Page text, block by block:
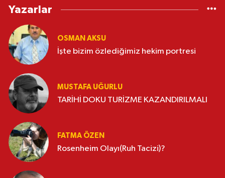
Yazarlar
OSMAN AKSU
İşte bizim özlediğimiz hekim portresi
MUSTAFA UĞURLU
TARİHİ DOKU TURİZME KAZANDIRILMALI
FATMA ÖZEN
Rosenheim Olayı(Ruh Tacizi)?